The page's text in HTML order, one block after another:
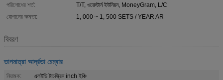
পরিশোধের শর্ত:
T/T, ওয়েস্টার্ন ইউনিয়ন, MoneyGram, L/C
যোগানের ক্ষমতা:
1, 000 ~ 1, 500 SETS / YEAR AR
বিবরণ
তাপমাত্রা আর্দ্রতা চেম্বার
নিয়ামক:
এলইডি টাচস্ক্রিন inch ইঞ্চি